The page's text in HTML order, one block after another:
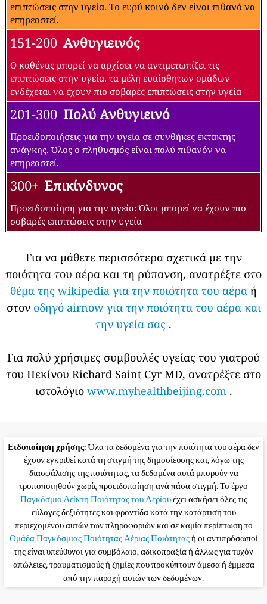
επιπτώσεις στην υγεία. Το ευρύ κοινό δεν είναι πιθανό να
επηρεαστεί.
151-200 Ανθυγιεινός
Ο καθένας μπορεί να αρχίσει να αντιμετωπίζει τις
επιπτώσεις στην υγεία. τα μέλη ευαίσθητων ομάδων
ενδέχεται να έχουν πιο σοβαρές επιπτώσεις στην υγεία
201-300 Πολύ Ανθυγιεινό
Προειδοποιήσεις για την υγεία σε συνθήκες έκτακτης
ανάγκης. Όλος ο πληθυσμός είναι πολύ πιθανόν να
επηρεαστεί.
300+ Επικίνδυνος
Προειδοποίηση για την υγεία: Όλοι μπορεί να έχουν πιο
σοβαρές επιπτώσεις στην υγεία
Για να μάθετε περισσότερα σχετικά με την
ποιότητα του αέρα και τη ρύπανση, ανατρέξτε στο
θέμα της wikipedia για την ποιότητα του αέρα ή
στον οδηγό airnow για την ποιότητα του αέρα και
την υγεία σας .
Για πολύ χρήσιμες συμβουλές υγείας του γιατρού
του Πεκίνου Richard Saint Cyr MD, ανατρέξτε στο
ιστολόγιο www.myhealthbeijing.com.
Ειδοποίηση χρήσης: Όλα τα δεδομένα για την ποιότητα του αέρα δεν
έχουν εγκριθεί κατά τη στιγμή της δημοσίευσης και, λόγω της
διασφάλισης της ποιότητας, τα δεδομένα αυτά μπορούν να
τροποποιηθούν χωρίς προειδοποίηση ανά πάσα στιγμή. Το έργο
Παγκόσμιο Δείκτη Ποιότητας του Αερίουέχει ασκήσει όλες τις
εύλογες δεξιότητες και φροντίδα κατά την κατάρτιση του
περιεχομένου αυτών των πληροφοριών και σε καμία περίπτωση το
Ομάδα Παγκόσμιας Ποιότητας Αέριας Ποιότηταςή οι αντιπρόσωποί
της είναι υπεύθυνοι για συμβόλαιο, αδικοπραξία ή άλλως για τυχόν
απώλειες, τραυματισμούς ή ζημίες που προκύπτουν άμεσα ή έμμεσα
από την παροχή αυτών των δεδομένων.